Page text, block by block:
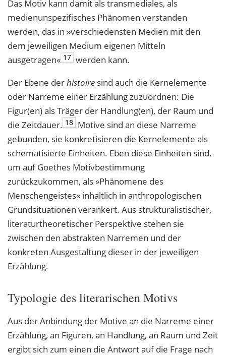
Das Motiv kann damit als transmediales, als
medienunspezifisches Phänomen verstanden
werden, das in »verschiedensten Medien mit den
dem jeweiligen Medium eigenen Mitteln
ausgetragen« 17 werden kann.
Der Ebene derhistoire sind auch die Kernelemente
oder Narreme einer Erzählung zuzuordnen: Die
Figur(en) als Träger der Handlung(en), der Raum und
die Zeitdauer. 18 Motive sind an diese Narreme
gebunden, sie konkretisieren die Kernelemente als
schematisierte Einheiten. Eben diese Einheiten sind,
um auf Goethes Motivbestimmung
zurückzukommen, als »Phänomene des
Menschengeistes« inhaltlich in anthropologischen
Grundsituationen verankert. Aus strukturalistischer,
literaturtheoretischer Perspektive stehen sie
zwischen den abstrakten Narremen und der
konkreten Ausgestaltung dieser in der jeweiligen
Erzählung.
Typologie des literarischen Motivs
Aus der Anbindung der Motive an die Narreme einer
Erzählung, an Figuren, an Handlung, an Raum und Zeit
ergibt sich zum einen die Antwort auf die Frage nach